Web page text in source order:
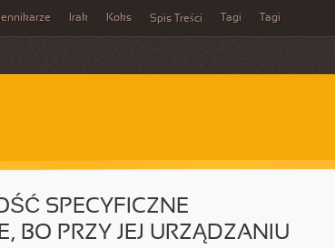
Irak Koks Spis Treści Tagi Tagi
SPECYFICZNE
BO PRZY JEJ URZĄDZANIU